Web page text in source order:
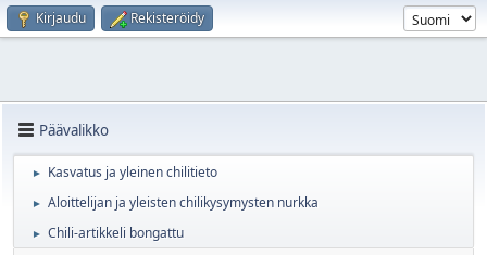
Kirjaudu Rekisteröidy
Päävalikko
► Kasvatus ja yleinen chilitieto
► Aloittelijan ja yleisten chilikysymysten nurkka
► Chili-artikkeli bongattu